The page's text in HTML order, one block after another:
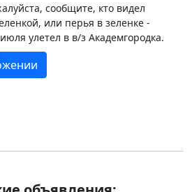
сообщите, кто видел
или перья в зеленке -
улетел в в/з Академгородка.